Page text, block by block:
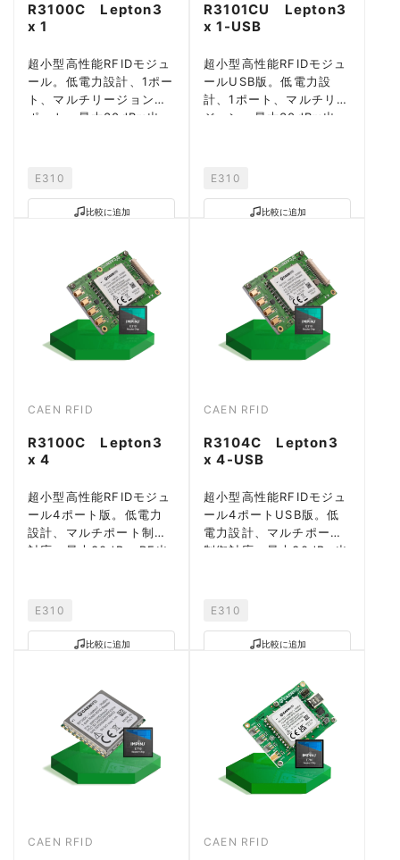
R3100C Lepton3
x 1
超小型高性能RFIDモジュ
ール。低電力設計、1ポー
ト、マルチリージョンサ
ポート、最大30dBm出
E310
比較に追加
R3101CU Lepton3
x 1-USB
超小型高性能RFIDモジュ
ールUSB版。低電力設
計、1ポート、マルチリー
ジョン、最大30dBm出
E310
比較に追加
CAEN RFID
R3100C Lepton3
x 4
超小型高性能RFIDモジュ
ール4ポート版。低電力
設計、マルチポート制御
対応、最大30dBm RF出
E310
比較に追加
CAEN RFID
R3104C Lepton3
x 4-USB
超小型高性能RFIDモジュ
ール4ポートUSB版。低
電力設計、マルチポート
制御対応、最大30dBm出
E310
比較に追加
CAEN RFID CAEN RFID